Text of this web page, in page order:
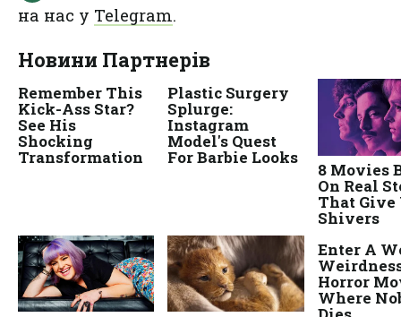
на нас у Telegram.